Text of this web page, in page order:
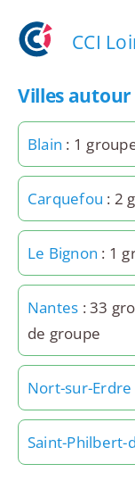
CCI
Villes autour
Blain : 1
Carquefou : 2
Le Bignon : 1
Nantes : 33
de groupe
Nort-sur-Erdre
Saint-Philbert-